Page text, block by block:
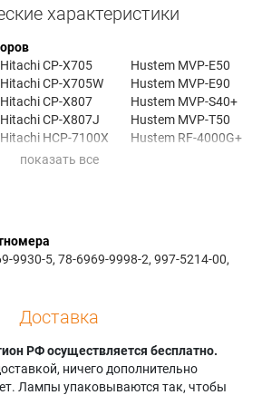
характеристики
Hitachi CP-X705
Hitachi CP-X705W
Hitachi CP-X807
Hitachi CP-X807J
Hitachi HCP-7100X
Hitachi HCP-7600X
Hitachi MVP-T50+
Hustem MVP-E50
Hustem MVP-E90
Hustem MVP-S40+
Hustem MVP-T50
Hustem RF-4000G+
9930-5, 78-6969-9998-2, 997-5214-00,
Доставка
РФ осуществляется бесплатно.
ничего дополнительно
Лампы упаковываются так, чтобы